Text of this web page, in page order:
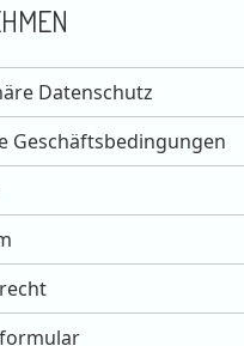
Datenschutz
Geschäftsbedingungen